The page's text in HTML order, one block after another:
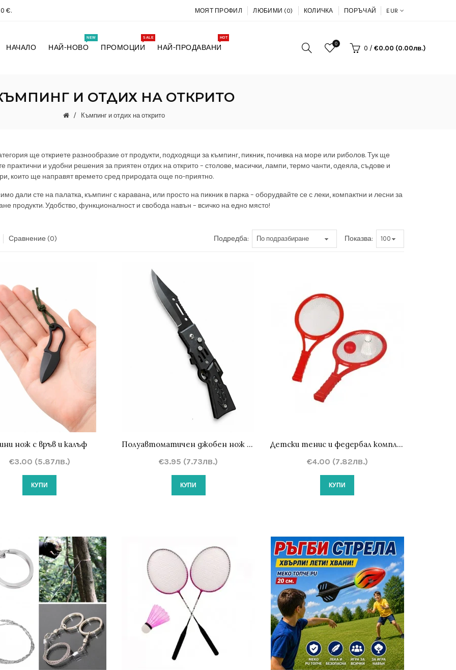
€. МОЯТ ПРОФИЛ ЛЮБИМИ (0) КОЛИЧКА ПОРЪЧАЙ EUR
НАЧАЛО НАЙ-НОВО
NEW
ПРОМОЦИИ
SALE
НАЙ-ПРОДАВАНИ
HOT
0
0 / €0.00 (0.00лв.)
И ОТДИХ НА ОТКРИТО
Къмпинг и отдих на открито
ще откриете разнообразие от продукти, подходящи за къмпинг, пикник, почивка на море или риболов. Тук ще
практични и удобни решения за приятен отдих на открито – столове, масички, лампи, термо чанти, одеяла, съдове и
които ще направят времето сред природата още по-приятно.
дали сте на палатка, къмпинг с каравана, или просто на пикник в парка – оборудвайте се с леки, компактни и лесни за
продукти. Удобство, функционалност и свобода навън – всичко на едно място!
Сравнение (0) Подредба: Показва:
нож с връв и калъф
€3.00 (5.87лв.)
КУПИ
Полуавтоматичен джобен нож във форма на пушка с кутия 20 см
€3.95 (7.73лв.)
КУПИ
Детски тенис и федербал комплект 2 в 1 с ракети
€4.00 (7.82лв.)
КУПИ